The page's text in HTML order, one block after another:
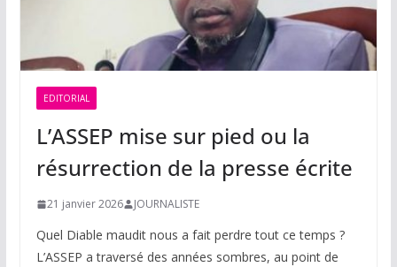
EDITORIAL
L’ASSEP mise sur pied ou la
résurrection de la presse écrite
21 janvier 2026 JOURNALISTE
Quel Diable maudit nous a fait perdre tout ce temps ?
L’ASSEP a traversé des années sombres, au point de